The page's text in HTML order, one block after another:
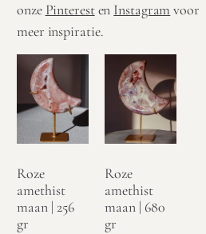
onze Pinteresten Instagram voor
meer inspiratie.
Roze
amethist
maan | 256
gr
Roze
amethist
maan | 680
gr